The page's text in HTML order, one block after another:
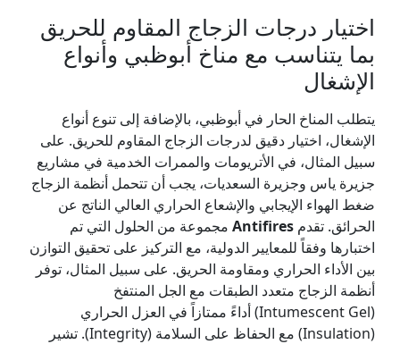
اختيار درجات الزجاج المقاوم للحريق
بما يتناسب مع مناخ أبوظبي وأنواع
الإشغال
يتطلب المناخ الحار في أبوظبي، بالإضافة إلى تنوع أنواع
الإشغال، اختيار دقيق لدرجات الزجاج المقاوم للحريق. على
سبيل المثال، في الأتريومات والممرات الخدمية في مشاريع
جزيرة ياس وجزيرة السعديات، يجب أن تتحمل أنظمة الزجاج
ضغط الهواء الإيجابي والإشعاع الحراري العالي الناتج عن
الحرائق. تقدم Antifires مجموعة من الحلول التي تم
اختبارها وفقاً للمعايير الدولية، مع التركيز على تحقيق التوازن
بين الأداء الحراري ومقاومة الحريق. على سبيل المثال، توفر
أنظمة الزجاج متعدد الطبقات مع الجل المنتفخ
(Intumescent Gel) أداءً ممتازاً في العزل الحراري
(Insulation) مع الحفاظ على السلامة (Integrity). تشير